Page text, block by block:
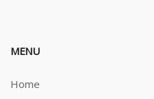
MENU
Home